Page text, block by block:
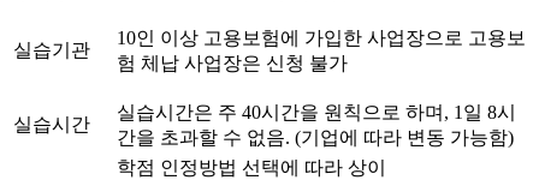
실습기관
10인 이상 고용보험에 가입한 사업장으로 고용보
험 체납 사업장은 신청 불가
실습시간
실습시간은 주 40시간을 원칙으로 하며, 1일 8시
간을 초과할 수 없음. (기업에 따라 변동 가능함)
학점 인정방법 선택에 따라 상이